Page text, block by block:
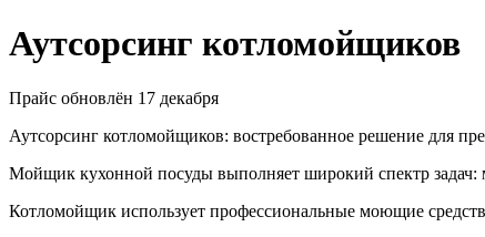
Аутсорсинг котломойщиков
Прайс обновлён 17 декабря
Аутсорсинг котломойщиков: востребованное решение для
Мойщик кухонной посуды выполняет широкий спектр задач:
Котломойщик использует профессиональные моющие